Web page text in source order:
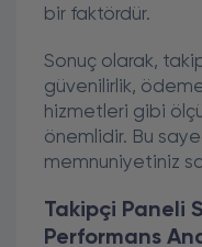
bir faktördür.
Sonuç olarak,
güvenilirlik,
hizmetleri gibi
önemlidir. Bu
memnuniyetiniz
Takipçi Paneli
Performans